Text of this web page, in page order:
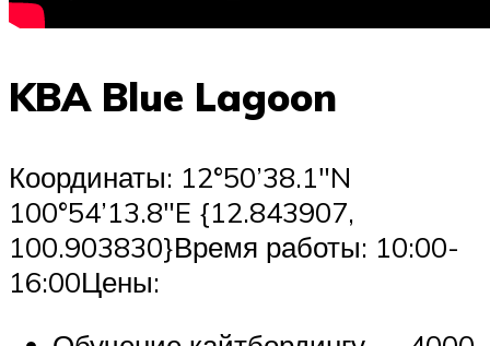
KBA Blue Lagoon
Координаты: 12°50’38.1″N
100°54’13.8″E {12.843907,
100.903830}Время работы: 10:00-
16:00Цены: